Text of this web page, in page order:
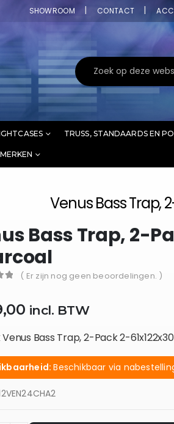
SHOWROOM CONTACT
TRUSS, STANDAARDS EN
MERKEN
Venus Bass Trap,
Bass Trap, 2-
( Er zijn nog geen beoordelingen. )
incl. BTW
Bass Trap, 2-Pack 2-
Beschikbaar via